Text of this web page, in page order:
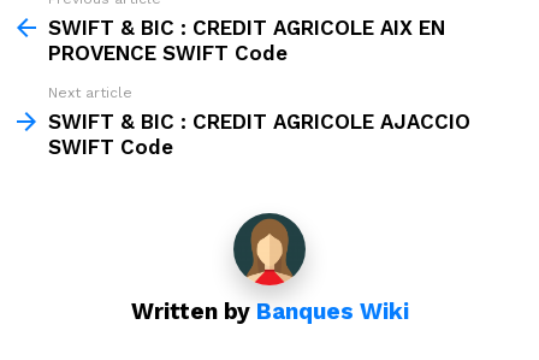
moreSWIFT & BIC : CREDIT AGRICOLE AIX EN
PROVENCE SWIFT Code
Next article
SWIFT & BIC : CREDIT AGRICOLE AJACCIO
SWIFT Code
Written by Banques Wiki